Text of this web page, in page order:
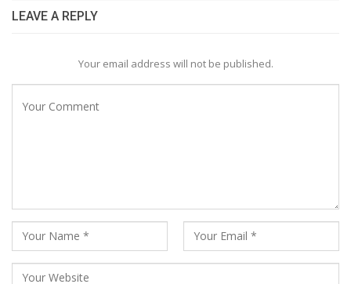
LEAVE A REPLY
Your email address will not be published.